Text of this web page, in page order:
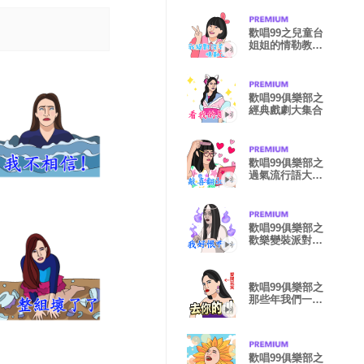
歡唱99之兒童台
姐姐的情勒教戰
歡唱99俱樂部之
經典戲劇大集合
歡唱99俱樂部之
過氣流行語大串
歡唱99俱樂部之
歡樂變裝派對貼
歡唱99俱樂部之
那些年我們一起
歡唱99俱樂部之